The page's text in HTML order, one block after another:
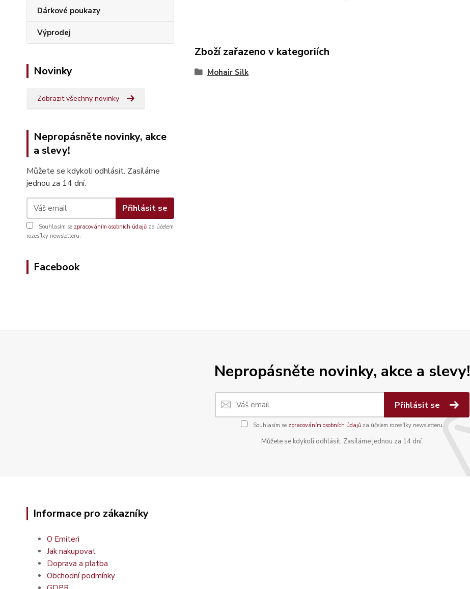
Dárkové poukazy
Výprodej
Novinky
Zobrazit všechny novinky
Nepropásněte novinky, akce
a slevy!
Můžete se kdykoli odhlásit. Zasíláme
jednou za 14 dní.
Přihlásit se
Souhlasím se zpracováním osobních údajů za účelem
rozesílky newsletteru.
Facebook
Zboží zařazeno v kategoriích
Mohair Silk
Nepropásněte novinky, akce a slevy!
Přihlásit se
Souhlasím se zpracováním osobních údajůza účelem rozesílky newsletteru.
Můžete se kdykoli odhlásit. Zasíláme jednou za 14 dní.
Informace pro zákazníky
O Emiteri
Jak nakupovat
Doprava a platba
Obchodní podmínky